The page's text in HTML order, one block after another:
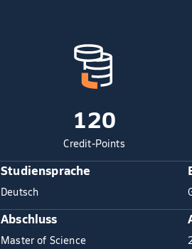
120
Credit-Points
Studiensprache
Deutsch
Abschluss
Master of Science